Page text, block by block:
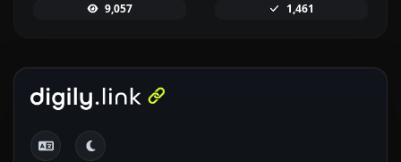
9,057 1,461